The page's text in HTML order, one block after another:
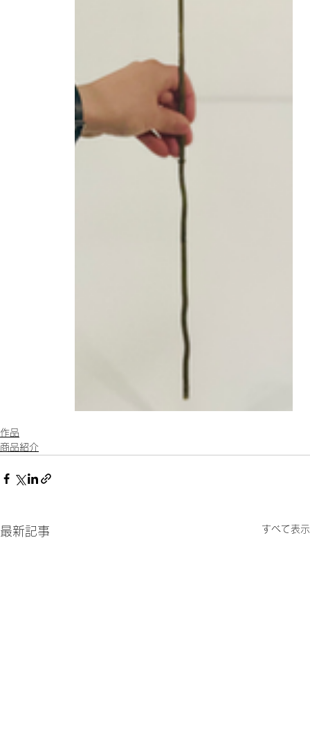
作品
商品紹介
最新記事 すべて表示